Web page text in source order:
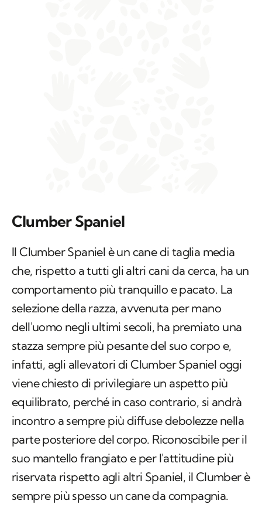
Clumber Spaniel
Il Clumber Spaniel è un cane di taglia media
che, rispetto a tutti gli altri cani da cerca, ha un
comportamento più tranquillo e pacato. La
selezione della razza, avvenuta per mano
dell'uomo negli ultimi secoli, ha premiato una
stazza sempre più pesante del suo corpo e,
infatti, agli allevatori di Clumber Spaniel oggi
viene chiesto di privilegiare un aspetto più
equilibrato, perché in caso contrario, si andrà
incontro a sempre più diffuse debolezze nella
parte posteriore del corpo. Riconoscibile per il
suo mantello frangiato e per l'attitudine più
riservata rispetto agli altri Spaniel, il Clumber è
sempre più spesso un cane da compagnia.